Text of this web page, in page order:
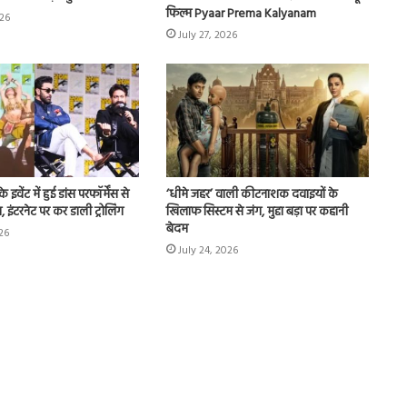
फिल्म Pyaar Prema Kalyanam
July 27, 2026
इवेंट में हुई डांस परफॉर्मेंस से
इंटरनेट पर कर डाली ट्रोलिंग
‘धीमे जहर’ वाली कीटनाशक दवाइयों के
खिलाफ सिस्टम से जंग, मुद्दा बड़ा पर कहानी
बेदम
July 24, 2026
सिर्फ थकान
है बड़ा
भर
‘हींग’
के
ये
जादुई
फायदे
आपको
कर
July 29, 2026
चुटकी भर ‘हींग’ के ये जादुई फायदे आपको
कर देंगे हैरान